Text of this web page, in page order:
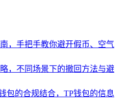
，手把手教你避开假币、空气
，不同场景下的撤回方法与避
包的合规结合，TP钱包的信息